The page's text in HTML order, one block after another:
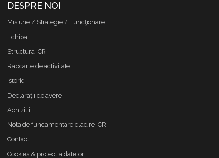
DESPRE NOI
Misiune / Strategie / Funcţionare
Echipa
Structura ICR
Rapoarte de activitate
Istoric
Declaraţii de avere
Achizitii
Nota de fundamentare cladire ICR
Contact
Cookies & protectia datelor